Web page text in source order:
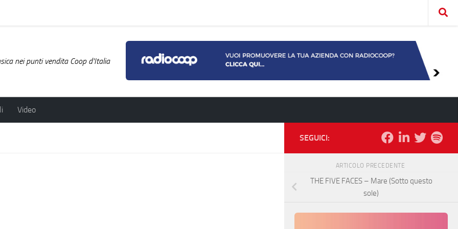
nei punti vendita Coop d'Italia
Video
SEGUICI:
ARTICOLO PRECEDENTE
THE FIVE FACES – Mare (Sotto questo
sole)